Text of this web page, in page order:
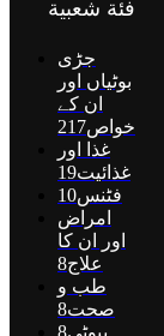
فئة شعبية
جڑی
بوٹیاں اور
ان کے
خواص217
غذا اور
غذائیت19
فٹنس10
امراض
اور ان کا
علاج8
طب و
صحت8
بیوٹی8